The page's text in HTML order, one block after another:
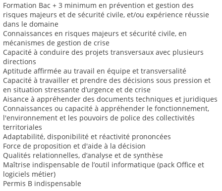
Formation Bac + 3 minimum en prévention et gestion des
risques majeurs et de sécurité civile, et/ou expérience réussie
dans le domaine
Connaissances en risques majeurs et sécurité civile, en
mécanismes de gestion de crise
Capacité à conduire des projets transversaux avec plusieurs
directions
Aptitude affirmée au travail en équipe et transversalité
Capacité à travailler et prendre des décisions sous pression et
en situation stressante d’urgence et de crise
Aisance à appréhender des documents techniques et juridiques
Connaissances ou capacité à appréhender le fonctionnement,
l'environnement et les pouvoirs de police des collectivités
territoriales
Adaptabilité, disponibilité et réactivité prononcées
Force de proposition et d'aide à la décision
Qualités relationnelles, d’analyse et de synthèse
Maîtrise indispensable de l’outil informatique (pack Office et
logiciels métier)
Permis B indispensable